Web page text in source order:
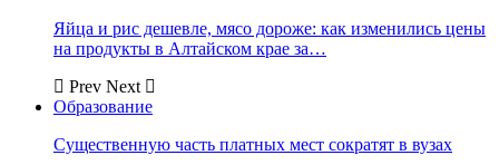
Яйца и рис дешевле, мясо дороже: как изменились цены
на продукты в Алтайском крае за…
Prev Next
Образование
Существенную часть платных мест сократят в вузах